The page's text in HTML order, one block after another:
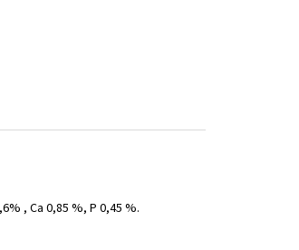
, Ca 0,85 %, P 0,45 %.